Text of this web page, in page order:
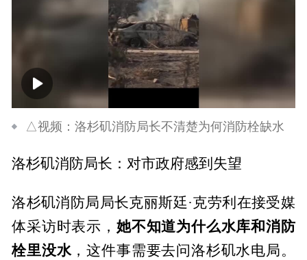
00:00 01:14
△视频：洛杉矶消防局长不清楚为何消防栓缺水
洛杉矶消防局长：对市政府感到失望
洛杉矶消防局局长克丽斯廷·克劳利在接受媒
体采访时表示， 她不知道为什么水库和消防
栓里没水，这件事需要去问洛杉矶水电局。